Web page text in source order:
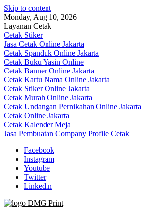
Skip to content
Monday, Aug 10, 2026
Layanan Cetak
Cetak Stiker
Jasa Cetak Online Jakarta
Cetak Spanduk Online Jakarta
Cetak Buku Yasin Online
Cetak Banner Online Jakarta
Cetak Kartu Nama Online Jakarta
Cetak Stiker Online Jakarta
Cetak Murah Online Jakarta
Cetak Undangan Pernikahan Online Jakarta
Cetak Online Jakarta
Cetak Kalender Meja
Jasa Pembuatan Company Profile Cetak
Facebook
Instagram
Youtube
Twitter
Linkedin